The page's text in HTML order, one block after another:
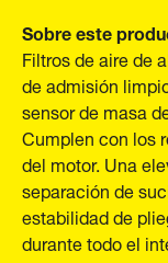
Sobre este
Filtros de aire de
de admisión
sensor de masa
Cumplen con los
del motor. Una
separación de
estabilidad de
durante todo el